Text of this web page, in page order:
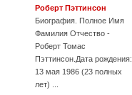
Роберт Пэттинсон
Биография. Полное Имя
Фамилия Отчество -
Роберт Томас
Пэттинсон.Дата рождения:
13 мая 1986 (23 полных
лет) ...